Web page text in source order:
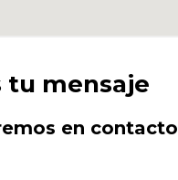
tu mensaje
en contacto